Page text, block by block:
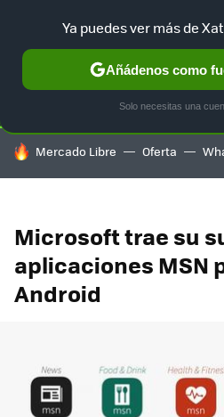
SELECCIÓN GAMING HOME
HOY SE HABLA DE
Mercado Libre Oferta
Microsoft trae su
aplicaciones MSN
Android
Ya puedes ver más de
Añádenos como
Solo necesitas una